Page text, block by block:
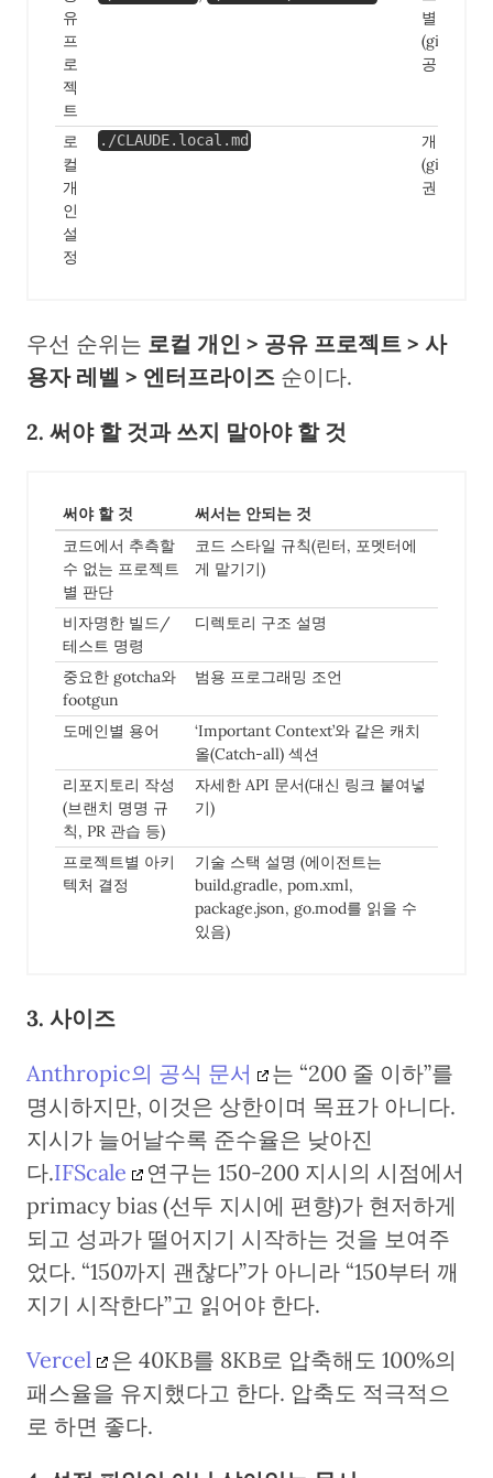
유
프
로
젝
트
별 설정
(git으로
공유)
로
컬
개
인
설
정
./CLAUDE.local.md
개인 설정
(gitignore
권장)
우선 순위는 로컬 개인 > 공유 프로젝트 > 사
용자 레벨 > 엔터프라이즈 순이다.
2. 써야 할 것과 쓰지 말아야 할 것
써야 할 것
써서는 안되는 것
코드에서 추측할
수 없는 프로젝트
별 판단
코드 스타일 규칙(린터, 포멧터에
게 맡기기)
비자명한 빌드/
테스트 명령
디렉토리 구조 설명
중요한 gotcha와
footgun
범용 프로그래밍 조언
도메인별 용어
‘Important Context’와 같은 캐치
올(Catch-all) 섹션
리포지토리 작성
(브랜치 명명 규
칙, PR 관습 등)
자세한 API 문서(대신 링크 붙여넣
기)
프로젝트별 아키
텍처 결정
기술 스택 설명 (에이전트는
build.gradle, pom.xml,
package.json, go.mod를 읽을 수
있음)
3. 사이즈
Anthropic의 공식 문서
는 “200 줄 이하”를
명시하지만, 이것은 상한이며 목표가 아니다.
지시가 늘어날수록 준수율은 낮아진
다.IFScale
연구는 150-200 지시의 시점에서
primacy bias (선두 지시에 편향)가 현저하게
되고 성과가 떨어지기 시작하는 것을 보여주
었다. “150까지 괜찮다”가 아니라 “150부터 깨
지기 시작한다”고 읽어야 한다.
Vercel
은 40KB를 8KB로 압축해도 100%의
패스율을 유지했다고 한다. 압축도 적극적으
로 하면 좋다.